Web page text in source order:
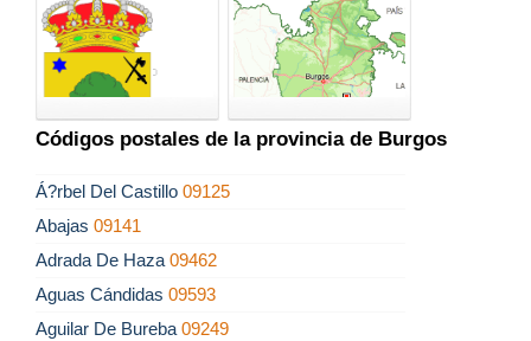
Códigos postales de la provincia de Burgos
Á?rbel Del Castillo 09125
Abajas 09141
Adrada De Haza 09462
Aguas Cándidas 09593
Aguilar De Bureba 09249